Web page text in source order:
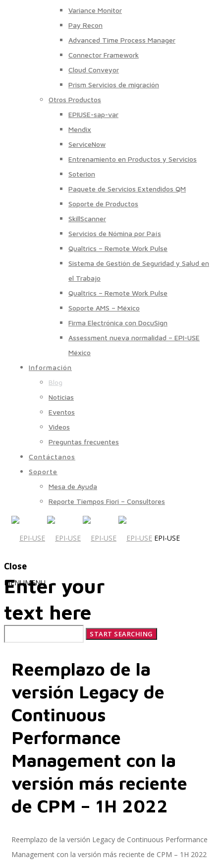
Variance Monitor
Pay Recon
Advanced Time Process Manager
Connector Framework
Cloud Conveyor
Prism Servicios de migración
Otros Productos
EPIUSE-sap-var
Mendix
ServiceNow
Entrenamiento en Productos y Servicios
Soterion
Paquete de Servicios Extendidos QM
Soporte de Productos
SkillScanner
Servicios de Nómina por País
Qualtrics – Remote Work Pulse
Sistema de Gestión de Seguridad y Salud en
el Trabajo
Qualtrics – Remote Work Pulse
Soporte AMS – México
Firma Electrónica con DocuSign
Assessment nueva normalidad – EPI-USE
México
Información
Blog
Noticias
Eventos
Videos
Preguntas frecuentes
Contáctanos
Soporte
Mesa de Ayuda
Reporte Tiempos Fiori – Consultores
EPI-USE
MENUMENU
Servicios
Servicios y productos cloud
SAP S/4 HANA
EPI-US4HANA
Assessment SAP S/4HANA
Close
Enter your
text here
Reemplazo de la
versión Legacy de
Continuous
Performance
Management con la
versión más reciente
de CPM – 1H 2022
Reemplazo de la versión Legacy de Continuous Performance
Management con la versión más reciente de CPM – 1H 2022